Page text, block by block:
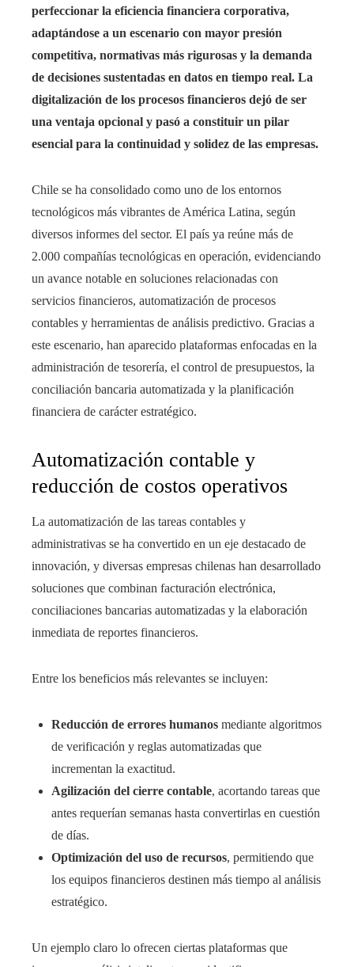
perfeccionar la eficiencia financiera corporativa,
adaptándose a un escenario con mayor presión
competitiva, normativas más rigurosas y la demanda
de decisiones sustentadas en datos en tiempo real. La
digitalización de los procesos financieros dejó de ser
una ventaja opcional y pasó a constituir un pilar
esencial para la continuidad y solidez de las empresas.
Chile se ha consolidado como uno de los entornos
tecnológicos más vibrantes de América Latina, según
diversos informes del sector. El país ya reúne más de
2.000 compañías tecnológicas en operación, evidenciando
un avance notable en soluciones relacionadas con
servicios financieros, automatización de procesos
contables y herramientas de análisis predictivo. Gracias a
este escenario, han aparecido plataformas enfocadas en la
administración de tesorería, el control de presupuestos, la
conciliación bancaria automatizada y la planificación
financiera de carácter estratégico.
Automatización contable y
reducción de costos operativos
La automatización de las tareas contables y
administrativas se ha convertido en un eje destacado de
innovación, y diversas empresas chilenas han desarrollado
soluciones que combinan facturación electrónica,
conciliaciones bancarias automatizadas y la elaboración
inmediata de reportes financieros.
Entre los beneficios más relevantes se incluyen:
Reducción de errores humanos mediante algoritmos
de verificación y reglas automatizadas que
incrementan la exactitud.
Agilización del cierre contable, acortando tareas que
antes requerían semanas hasta convertirlas en cuestión
de días.
Optimización del uso de recursos, permitiendo que
los equipos financieros destinen más tiempo al análisis
estratégico.
Un ejemplo claro lo ofrecen ciertas plataformas que